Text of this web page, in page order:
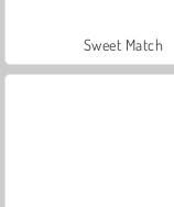
Sweet Match